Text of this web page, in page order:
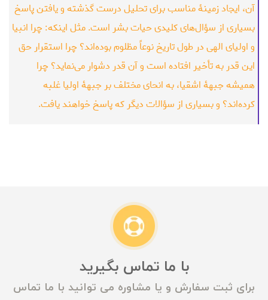
آن، ایجاد زمینۀ مناسب برای تحلیل درست گذشته و یافتن پاسخ
بسیاری از سؤال‌های کلیدی حیات بشر است. مثل اینکه: چرا انبیا
و اولیای الهی در طول تاریخ نوعاً مظلوم بوده‌اند؟ چرا استقرار حق
این قدر به تأخیر افتاده است و آن قدر دشوار می‌نماید؟ چرا
همیشه جبهۀ اشقیا، به انحای مختلف بر جبهۀ اولیا غلبه
کرده‌اند؟ و بسیاری از سؤالات دیگر که پاسخ خواهند یافت.
با ما تماس بگیرید
برای ثبت سفارش و یا مشاوره می توانید با ما تماس